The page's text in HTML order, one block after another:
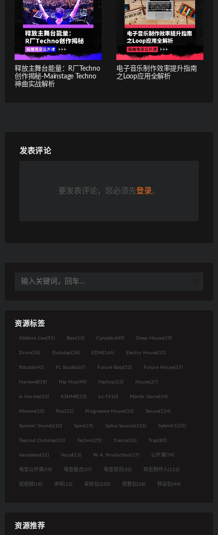
释放主舞台能量：R厂Techno
创作揭秘-Mainstage Techno
神曲实战解析
电子音乐制作效率提升指南
之Loop应用全解析
发表评论
要发表评论，您必须先登录。
资源标签
Ableton Live(91) Bass(10) Cymatics(49) Deep House(19)
Drum(18) Dubstep(28) EDM(166) Electro House(11)
flstudio(41) FL Studio(67) Future Bass(52) Future House(17)
Hardwell (18) Hip Hop(49) Hiphop(23) House(27)
in the mix(10) KSHMR(13) Lo-Fi(10) Martin Garrix(14)
Massive(10) Pop(22) Progressive House(32) Serum(124)
Spinnin' Sounds(10) Spire(19) Splice Sounds(216) Sylenth1 (25)
Tearout Dubstep(10) Techno(25) Trance(16) Trap(80)
Vandalism(31) Vocal (13) W. A. Production(17) 公开课(59)
电音公开课(59) 电音盘点 (37) 电音资讯 (32) 知名制作人 (112)
短视频 (18) 讲师(13) 采样包(230) 预置包(18) 预设包(44)
资源推荐